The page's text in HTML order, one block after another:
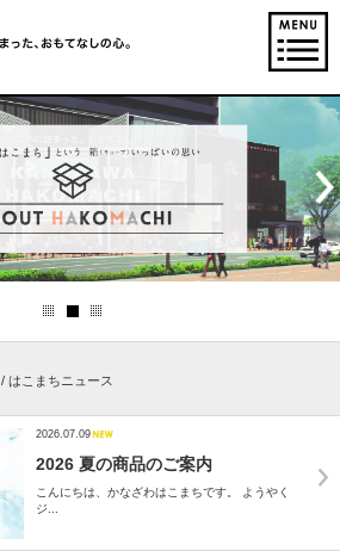
/ はこまちニュース
2026.07.09
2026 夏の商品のご案内
こんにちは、かなざわはこまちです。 ようやく
ジ...